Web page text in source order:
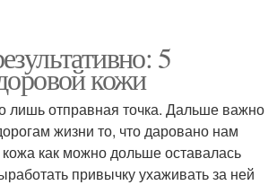
5
кожи
лишь отправная точка. Дальше важно
жизни то, что даровано нам
как можно дольше оставалась
привычку ухаживать за ней